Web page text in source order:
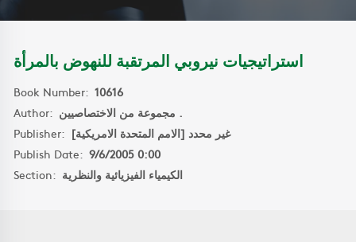
استراتيجيات نيروبي المرتقبة للنهوض بالمرأة
Book Number: 10616
Author:
مجموعة من الاختصاصيين .
Publisher: غير محدد [الامم المتحدة الامريكية]
Publish Date: 9/6/2005 0:00
Section: الكيمياء الفيزيائية والنظرية